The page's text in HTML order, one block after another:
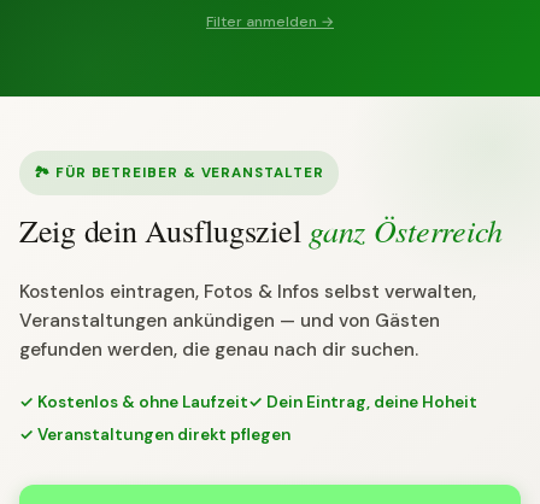
Filter anmelden →
🏞 FÜR BETREIBER & VERANSTALTER
Zeig dein Ausflugsziel ganz Österreich
Kostenlos eintragen, Fotos & Infos selbst verwalten,
Veranstaltungen ankündigen — und von Gästen
gefunden werden, die genau nach dir suchen.
✓ Kostenlos & ohne Laufzeit✓ Dein Eintrag, deine Hoheit
✓ Veranstaltungen direkt pflegen